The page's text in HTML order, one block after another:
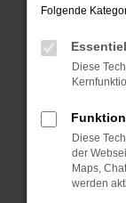
Preisen.
entweder
Zustand
sichern
dir auf
Folgende
Diese
Diese
der
Maps,
werden